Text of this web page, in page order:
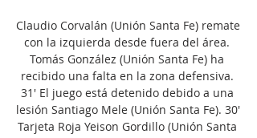
Claudio Corvalán (Unión Santa Fe) remate
con la izquierda desde fuera del área.
Tomás González (Unión Santa Fe) ha
recibido una falta en la zona defensiva.
31' El juego está detenido debido a una
lesión Santiago Mele (Unión Santa Fe). 30'
Tarjeta Roja Yeison Gordillo (Unión Santa